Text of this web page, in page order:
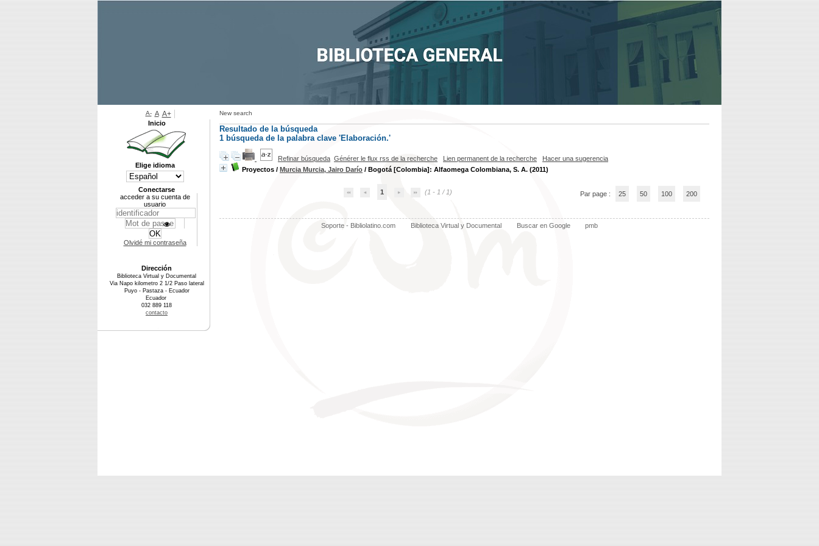
New search
Resultado de la búsqueda
1 búsqueda de la palabra clave 'Elaboración.'
Refinar búsqueda Générer le flux rss de la recherche Lien permanent de la recherche
Hacer una sugerencia
Proyectos / Murcia Murcia, Jairo Darío / Bogotá [Colombia]: Alfaomega Colombiana, S. A. (2011)
1 (1 - 1 / 1) Par page : 25 50 100 200
Soporte - Bibliolatino.com Biblioteca Virtual y Documental Buscar en Google pmb
A- A A+
Inicio
Elige idioma
Conectarse
acceder a su cuenta de
usuario
Olvidé mi contraseña
Dirección
Biblioteca Virtual y Documental
Via Napo kilometro 2 1/2 Paso lateral
Puyo - Pastaza - Ecuador
Ecuador
032 889 118
contacto